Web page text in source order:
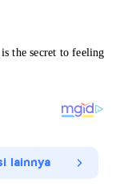
lainnya